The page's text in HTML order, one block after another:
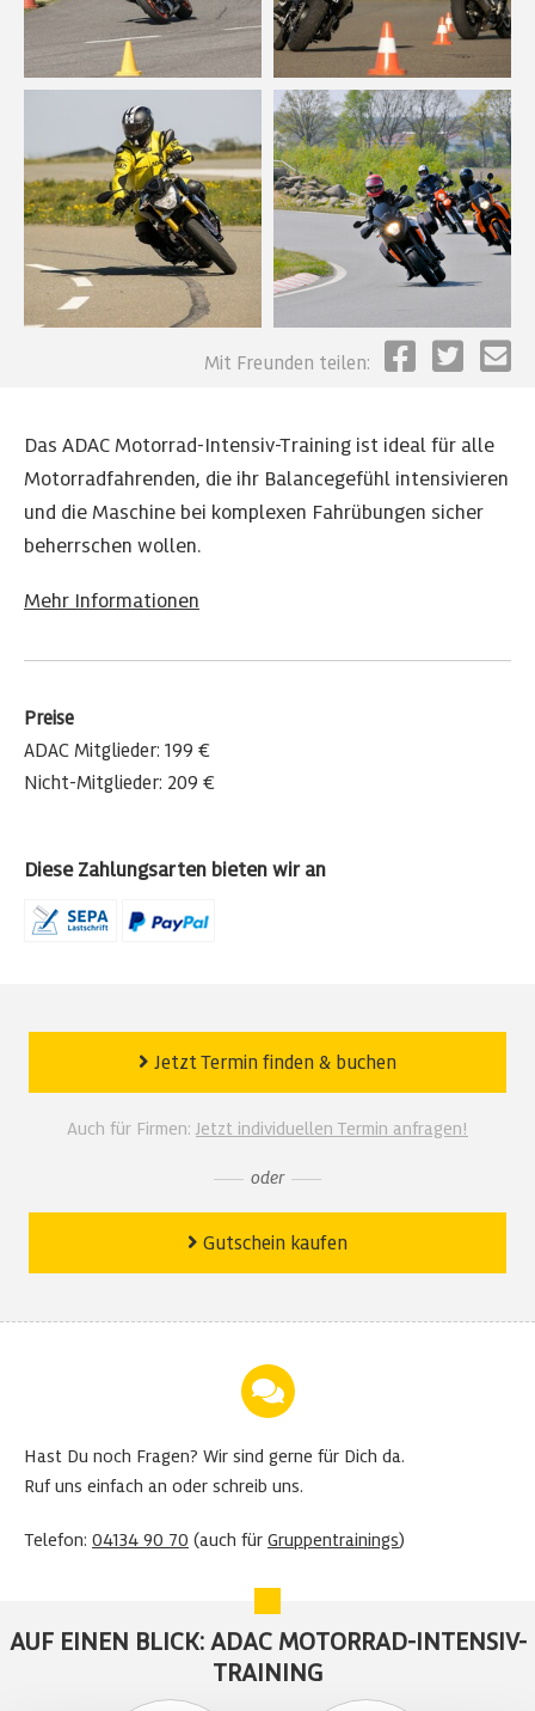
Mit Freunden teilen:
Das ADAC Motorrad-Intensiv-Training ist ideal für alle
Motorradfahrenden, die ihr Balancegefühl intensivieren
und die Maschine bei komplexen Fahrübungen sicher
beherrschen wollen.
Mehr Informationen
Preise
ADAC Mitglieder: 199 €
Nicht-Mitglieder: 209 €
Diese Zahlungsarten bieten wir an
Jetzt Termin finden & buchen
Auch für Firmen: Jetzt individuellen Termin anfragen!
oder
Gutschein kaufen
Hast Du noch Fragen? Wir sind gerne für Dich da.
Ruf uns einfach an oder schreib uns.
Telefon: 04134 90 70 (auch für Gruppentrainings)
AUF EINEN BLICK: ADAC MOTORRAD-INTENSIV-
TRAINING